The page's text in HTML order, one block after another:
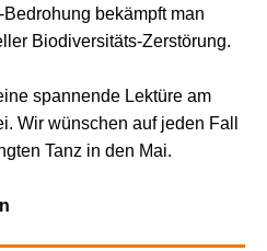
bekämpft man
Biodiversitäts-Zerstörung.
spannende Lektüre am
Wir wünschen auf jeden Fall
Tanz in den Mai.